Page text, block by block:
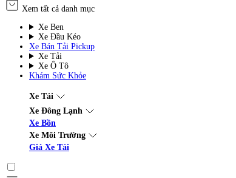
Xem tất cả danh mục
Xe Ben
Xe Đầu Kéo
Xe Bán Tải Pickup
Xe Tải
Xe Ô Tô
Khám Sức Khỏe
Xe Tải
Xe Đông Lạnh
Xe Bồn
Xe Môi Trường
Giá Xe Tải